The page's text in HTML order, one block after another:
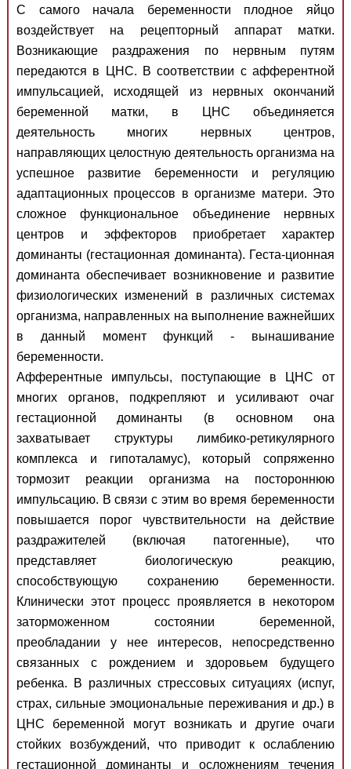
С самого начала беременности плодное яйцо
воздействует на рецепторный аппарат матки.
Возникающие раздражения по нервным путям
передаются в ЦНС. В соответствии с афферентной
импульсацией, исходящей из нервных окончаний
беременной матки, в ЦНС объединяется
деятельность многих нервных центров,
направляющих целостную деятельность организма на
успешное развитие беременности и регуляцию
адаптационных процессов в организме матери. Это
сложное функциональное объединение нервных
центров и эффекторов приобретает характер
доминанты (гестационная доминанта). Геста-ционная
доминанта обеспечивает возникновение и развитие
физиологических изменений в различных системах
организма, направленных на выполнение важнейших
в данный момент функций - вынашивание
беременности.
Афферентные импульсы, поступающие в ЦНС от
многих органов, подкрепляют и усиливают очаг
гестационной доминанты (в основном она
захватывает структуры лимбико-ретикулярного
комплекса и гипоталамус), который сопряженно
тормозит реакции организма на постороннюю
импульсацию. В связи с этим во время беременности
повышается порог чувствительности на действие
раздражителей (включая патогенные), что
представляет биологическую реакцию,
способствующую сохранению беременности.
Клинически этот процесс проявляется в некотором
заторможенном состоянии беременной,
преобладании у нее интересов, непосредственно
связанных с рождением и здоровьем будущего
ребенка. В различных стрессовых ситуациях (испуг,
страх, сильные эмоциональные переживания и др.) в
ЦНС беременной могут возникать и другие очаги
стойких возбуждений, что приводит к ослаблению
гестационной доминанты и осложнениям течения